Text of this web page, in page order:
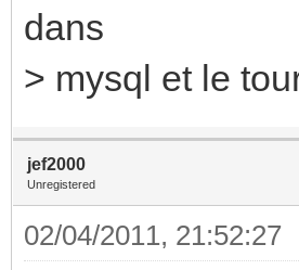
dans
> mysql et le
jef2000
Unregistered
02/04/2011, 21:52:27